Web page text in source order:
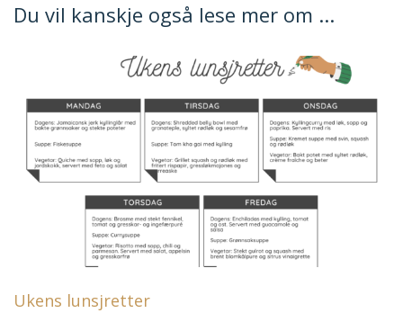
Du vil kanskje også lese mer om ...
Ukens lunsjretter